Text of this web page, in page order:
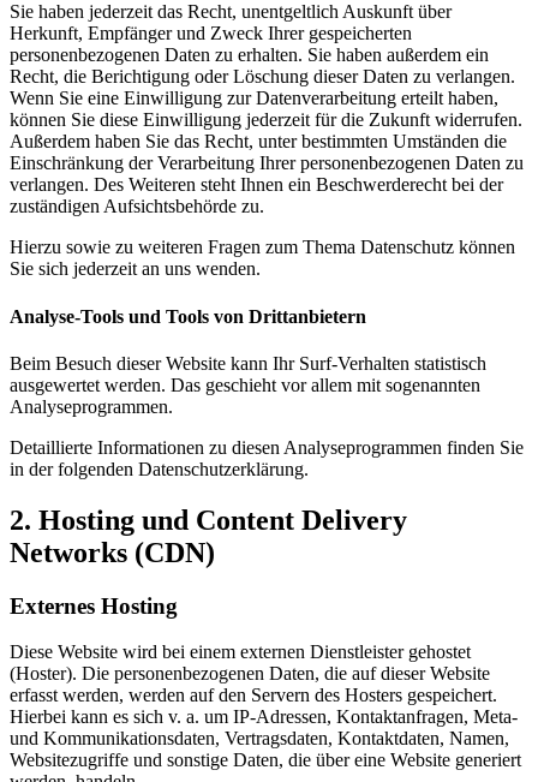
Sie haben jederzeit das Recht, unentgeltlich Auskunft über
Herkunft, Empfänger und Zweck Ihrer gespeicherten
personenbezogenen Daten zu erhalten. Sie haben außerdem ein
Recht, die Berichtigung oder Löschung dieser Daten zu verlangen.
Wenn Sie eine Einwilligung zur Datenverarbeitung erteilt haben,
können Sie diese Einwilligung jederzeit für die Zukunft widerrufen.
Außerdem haben Sie das Recht, unter bestimmten Umständen die
Einschränkung der Verarbeitung Ihrer personenbezogenen Daten zu
verlangen. Des Weiteren steht Ihnen ein Beschwerderecht bei der
zuständigen Aufsichtsbehörde zu.
Hierzu sowie zu weiteren Fragen zum Thema Datenschutz können
Sie sich jederzeit an uns wenden.
Analyse-Tools und Tools von Dritt­anbietern
Beim Besuch dieser Website kann Ihr Surf-Verhalten statistisch
ausgewertet werden. Das geschieht vor allem mit sogenannten
Analyseprogrammen.
Detaillierte Informationen zu diesen Analyseprogrammen finden Sie
in der folgenden Datenschutzerklärung.
2. Hosting und Content Delivery
Networks (CDN)
Externes Hosting
Diese Website wird bei einem externen Dienstleister gehostet
(Hoster). Die personenbezogenen Daten, die auf dieser Website
erfasst werden, werden auf den Servern des Hosters gespeichert.
Hierbei kann es sich v. a. um IP-Adressen, Kontaktanfragen, Meta-
und Kommunikationsdaten, Vertragsdaten, Kontaktdaten, Namen,
Websitezugriffe und sonstige Daten, die über eine Website generiert